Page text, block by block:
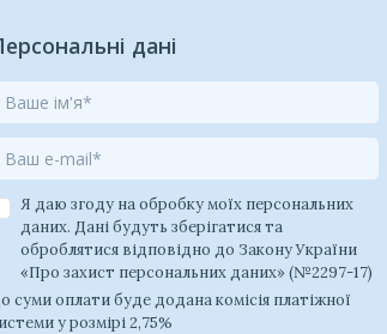
дані
Я даю згоду на обробку моїх персональних
даних. Дані будуть зберігатися та
оброблятися відповідно до Закону України
«Про захист персональних даних» (№2297-17)
суми оплати буде додана комісія платіжної
у розмірі 2,75%